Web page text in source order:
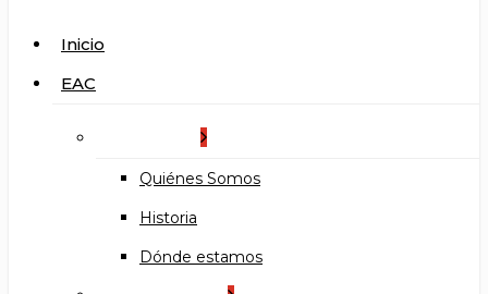
search
Menu
Inicio
EAC
Quiénes Somos
Historia
Dónde estamos